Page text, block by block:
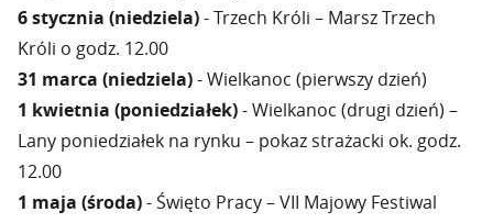
6 stycznia (niedziela)- Trzech Króli – Marsz Trzech
Króli o godz. 12.00
31 marca (niedziela)- Wielkanoc (pierwszy dzień)
1 kwietnia (poniedziałek)- Wielkanoc (drugi dzień) –
Lany poniedziałek na rynku – pokaz strażacki ok. godz.
12.00
1 maja (środa)- Święto Pracy – VII Majowy Festiwal